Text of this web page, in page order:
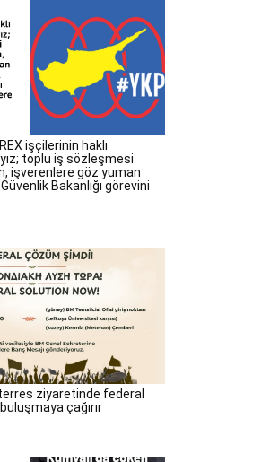
işçilerinin haklı
toplu iş sözleşmesi
işverenlere göz yuman
Bakanlığı görevini
ziyaretinde federal
çağırır